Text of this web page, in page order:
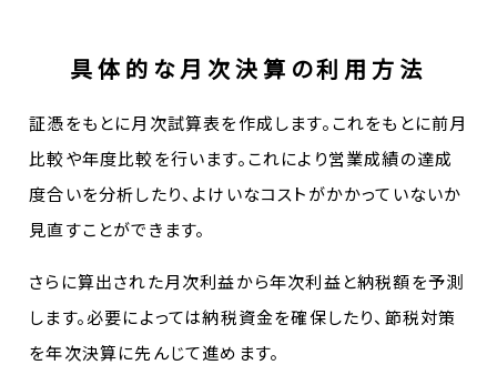
具体的な月次決算の利用方法
証憑をもとに月次試算表を作成します。これをもとに前月
比較や年度比較を行います。これにより営業成績の達成
度合いを分析したり、よけいなコストがかかっていないか
見直すことができます。
さらに算出された月次利益から年次利益と納税額を予測
します。必要によっては納税資金を確保したり、節税対策
を年次決算に先んじて進めます。